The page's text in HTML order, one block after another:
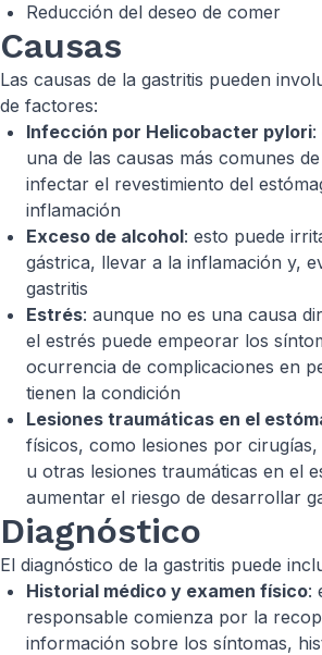
Reducción del deseo de comer
Causas
Las causas de la gastritis pueden
de factores:
Infección por Helicobacter pylori:
una de las causas más comunes
infectar el revestimiento del
inflamación
Exceso de alcohol: esto puede
gástrica, llevar a la inflamación y,
gastritis
Estrés: aunque no es una causa
el estrés puede empeorar los
ocurrencia de complicaciones en
tienen la condición
Lesiones traumáticas en el
físicos, como lesiones por
u otras lesiones traumáticas en el
aumentar el riesgo de desarrollar
Diagnóstico
El diagnóstico de la gastritis puede
Historial médico y examen físico:
responsable comienza por la
información sobre los síntomas,